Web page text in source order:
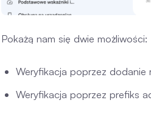
Pokażą nam się dwie możliwości:
Weryfikacja poprzez dodanie
Weryfikacja poprzez prefiks